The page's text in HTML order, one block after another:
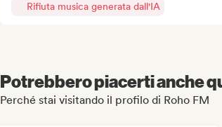
Rifiuta musica generata dall'IA
Potrebbero piacerti anche
Perché stai visitando il profilo di Roho FM